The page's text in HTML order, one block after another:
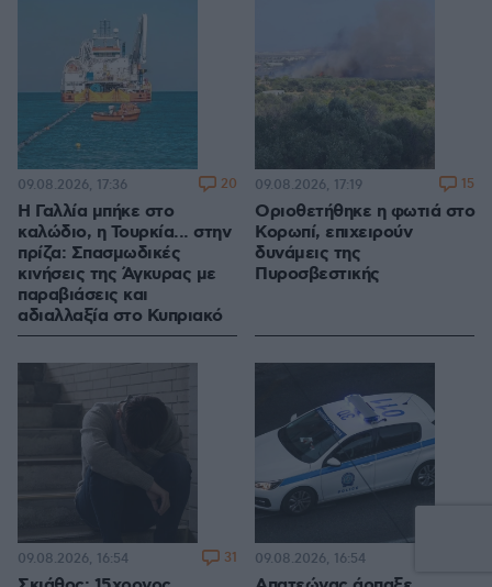
Η Γαλλία μπήκε στο
καλώδιο, η Τουρκία... στην
πρίζα: Σπασμωδικές
κινήσεις της Άγκυρας με
παραβιάσεις και
αδιαλλαξία στο Κυπριακό
09.08.2026, 17:36 20
Οριοθετήθηκε η φωτιά στο
Κορωπί, επιχειρούν
δυνάμεις της
Πυροσβεστικής
09.08.2026, 17:19 15
09.08.2026, 16:54 31 09.08.2026, 16:54